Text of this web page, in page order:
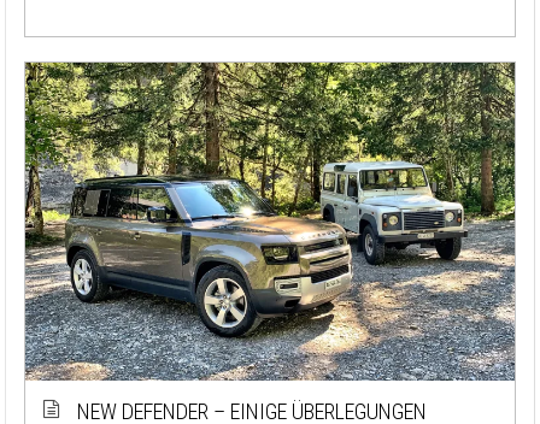
NEW DEFENDER – EINIGE ÜBERLEGUNGEN